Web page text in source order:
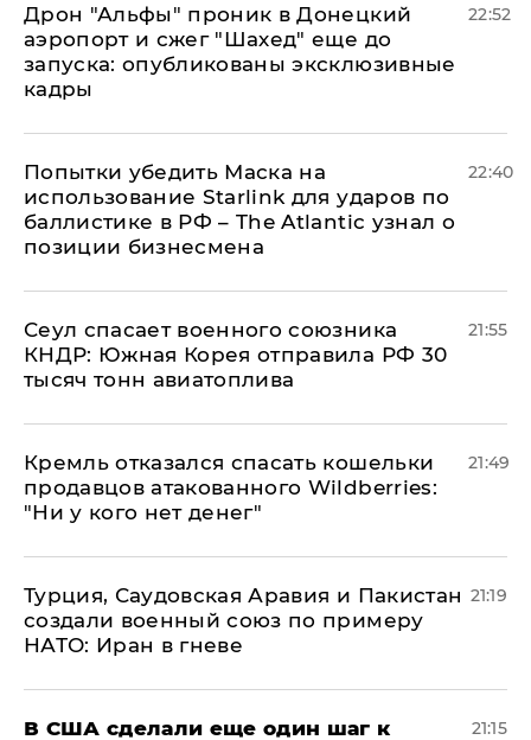
Дрон "Альфы" проник в Донецкий
аэропорт и сжег "Шахед" еще до
запуска: опубликованы эксклюзивные
кадры
22:52
Попытки убедить Маска на
использование Starlink для ударов по
баллистике в РФ – The Atlantic узнал о
позиции бизнесмена
22:40
​Сеул спасает военного союзника
КНДР: Южная Корея отправила РФ 30
тысяч тонн авиатоплива
21:55
Кремль отказался спасать кошельки
продавцов атакованного Wildberries:
"Ни у кого нет денег"
21:49
Турция, Саудовская Аравия и Пакистан
создали военный союз по примеру
НАТО: Иран в гневе
21:19
В США сделали еще один шаг к 21:15